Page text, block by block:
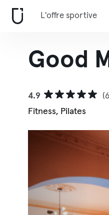
L'offre sportive
Good
4.9
Fitness, Pilates